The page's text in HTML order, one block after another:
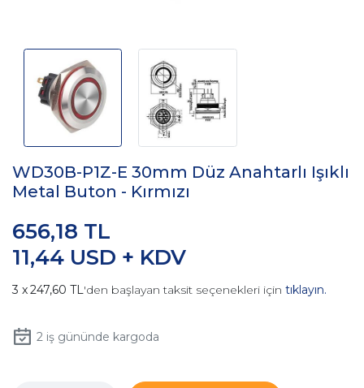
WD30B-P1Z-E 30mm Düz Anahtarlı Işıklı
Metal Buton - Kırmızı
11,44 USD + KDV
656,18 TL
247,60 TL'den başlayan taksit seçenekleri için tıklayın.
2iş gününde kargoda